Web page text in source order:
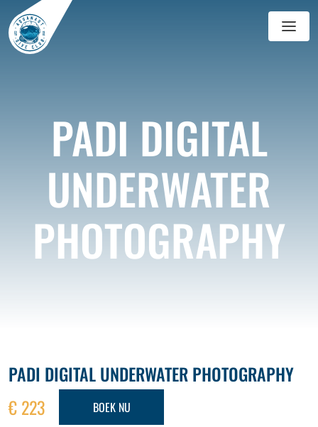
PADI DIGITAL
UNDERWATER
PHOTOGRAPHY
PADI DIGITAL UNDERWATER PHOTOGRAPHY
€ 223
BOEK NU
GALERIJ